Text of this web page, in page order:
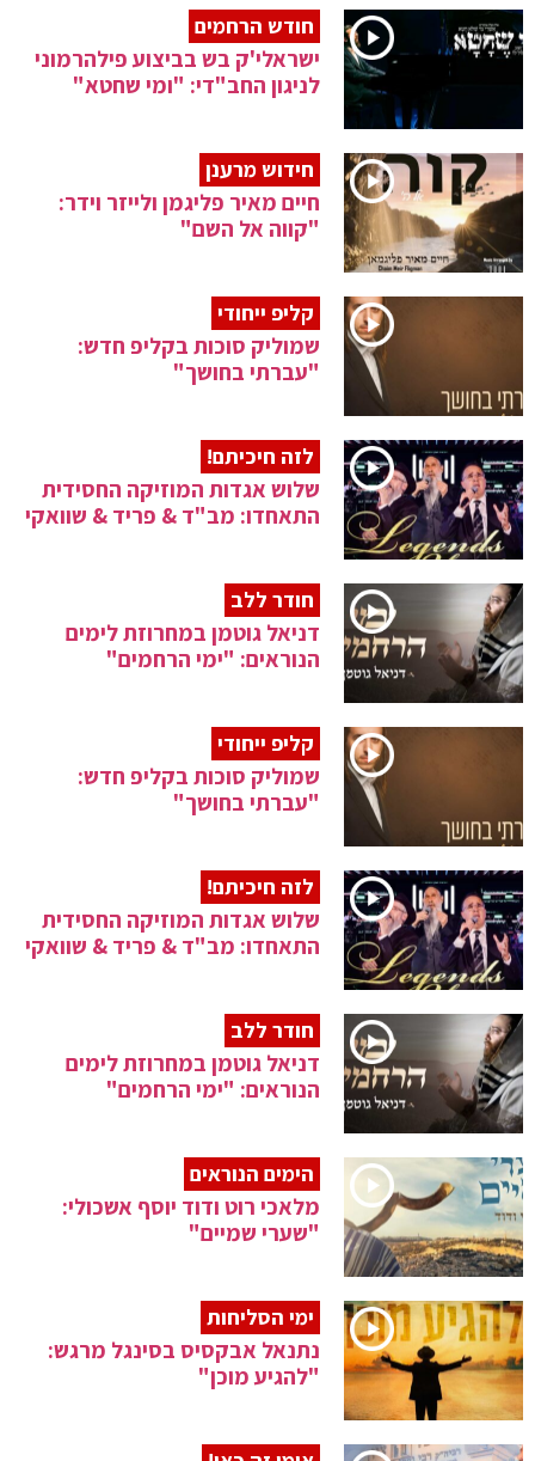
חודש הרחמים
ישראלי'ק בש בביצוע פילהרמוני
לניגון החב"די: "ומי שחטא"
חידוש מרענן
חיים מאיר פליגמן ולייזר וידר:
"קווה אל השם"
קליפ ייחודי
שמוליק סוכות בקליפ חדש:
"עברתי בחושך"
לזה חיכיתם!
שלוש אגדות המוזיקה החסידית
התאחדו: מב"ד & פריד & שוואקי
חודר ללב
דניאל גוטמן במחרוזת לימים
הנוראים: "ימי הרחמים"
קליפ ייחודי
שמוליק סוכות בקליפ חדש:
"עברתי בחושך"
לזה חיכיתם!
שלוש אגדות המוזיקה החסידית
התאחדו: מב"ד & פריד & שוואקי
חודר ללב
דניאל גוטמן במחרוזת לימים
הנוראים: "ימי הרחמים"
הימים הנוראים
מלאכי רוט ודוד יוסף אשכולי:
"שערי שמיים"
ימי הסליחות
נתנאל אבקסיס בסינגל מרגש:
"להגיע מוכן"